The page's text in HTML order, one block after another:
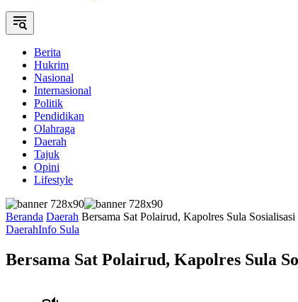
Berita
Hukrim
Nasional
Internasional
Politik
Pendidikan
Olahraga
Daerah
Tajuk
Opini
Lifestyle
Beranda Daerah Bersama Sat Polairud, Kapolres Sula
DaerahInfo Sula
Bersama Sat Polairud, Kapolres Sula